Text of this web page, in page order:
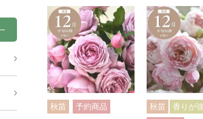
秋苗 予約商品 秋苗
香りが